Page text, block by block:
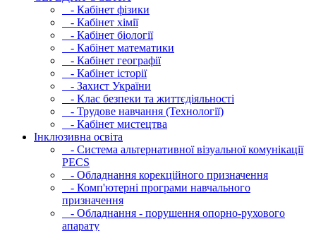
- Кабінет фізики
- Кабінет хімії
- Кабінет біології
- Кабінет математики
- Кабінет географії
- Кабінет історії
- Захист України
- Клас безпеки та життєдіяльності
- Трудове навчання (Технології)
- Кабінет мистецтва
Інклюзивна освіта
- Система альтернативної візуальної комунікації
PECS
- Обладнання корекційного призначення
- Комп'ютерні програми навчального
призначення
- Обладнання - порушення опорно-рухового
апарату